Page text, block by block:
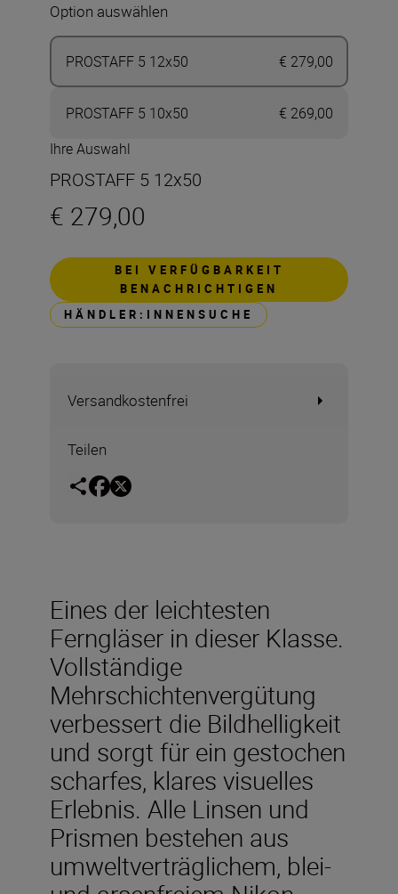
Option auswählen
PROSTAFF 5 12x50 € 279,00
PROSTAFF 5 10x50
€ 269,00
Ihre Auswahl
PROSTAFF 5 12x50
€ 279,00
BEI VERFÜGBARKEIT
BENACHRICHTIGEN
HÄNDLER:INNENSUCHE
Versandkostenfrei
Teilen
Eines der leichtesten
Ferngläser in dieser Klasse.
Vollständige
Mehrschichtenvergütung
verbessert die Bildhelligkeit
und sorgt für ein gestochen
scharfes, klares visuelles
Erlebnis. Alle Linsen und
Prismen bestehen aus
umweltverträglichem, blei-